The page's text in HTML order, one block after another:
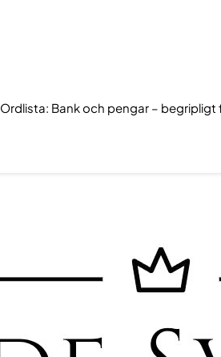
Ordlista: Bank och pengar – begripligt